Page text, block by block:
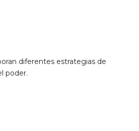
diferentes estrategias de
poder.